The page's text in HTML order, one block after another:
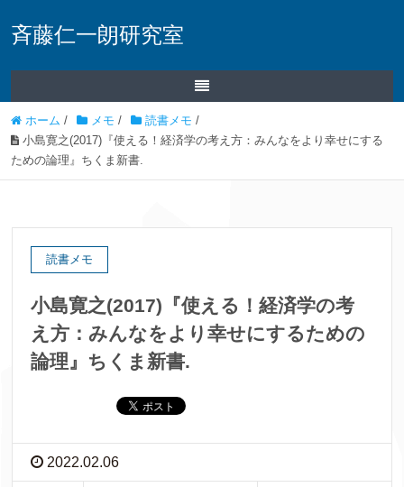
斉藤仁一朗研究室
ホーム / メモ / 読書メモ /
小島寛之(2017)『使える！経済学の考え方：みんなをより幸せにする
ための論理』ちくま新書.
読書メモ
小島寛之(2017)『使える！経済学の考
え方：みんなをより幸せにするための
論理』ちくま新書.
2022.02.06